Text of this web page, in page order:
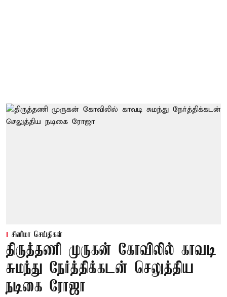
சினிமா செய்திகள்
திருத்தணி முருகன் கோவிலில் காவடி
சுமந்து நேர்த்திக்கடன் செலுத்திய
நடிகை ரோஜா